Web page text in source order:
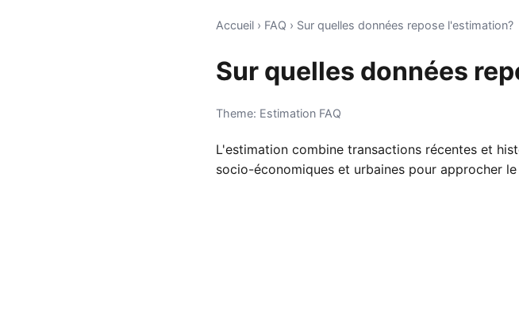
Accueil › FAQ › Sur quelles données repose l'estimation?
Sur quelles données
Theme: Estimation FAQ
L'estimation combine transactions récentes et
socio-économiques et urbaines pour approcher